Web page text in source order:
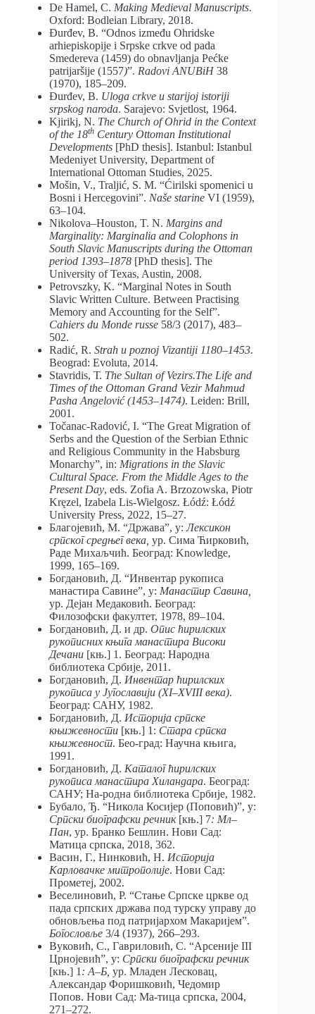
De Hamel, C. Making Medieval Manuscripts.
Oxford: Bodleian Library, 2018.
Đurđev, B. “Odnos između Ohridske
arhiepiskopije i Srpske crkve od pada
Smedereva (1459) do obnavljanja Pećke
patrijaršije (1557)”. Radovi ANUBiH 38
(1970), 185–209.
Đurđev, B. Uloga crkve u starijoj istoriji
srpskog naroda. Sarajevo: Svjetlost, 1964.
Kjirikj, N. The Church of Ohrid in the Context
of the 18th Century Ottoman Institutional
Developments [PhD thesis]. Istanbul: Istanbul
Medeniyet University, Department of
International Ottoman Studies, 2025.
Mošin, V., Traljić, S. M. “Ćirilski spomenici u
Bosni i Hercegovini”. Naše starine VI (1959),
63–104.
Nikolova–Houston, T. N. Margins and
Marginality: Marginalia and Colophons in
South Slavic Manuscripts during the Ottoman
period 1393–1878 [PhD thesis]. The
University of Texas, Austin, 2008.
Petrovszky, K. “Marginal Notes in South
Slavic Written Culture. Between Practising
Memory and Accounting for the Self”.
Cahiers du Monde russe 58/3 (2017), 483–
502.
Radić, R. Strah u poznoj Vizantiji 1180–1453.
Beograd: Evoluta, 2014.
Stavridis, Т. The Sultan of Vezirs.The Life and
Times of the Ottoman Grand Vezir Mahmud
Pasha Angelović (1453–1474). Leiden: Brill,
2001.
Točanac-Radović, I. “The Great Migration of
Serbs and the Question of the Serbian Ethnic
and Religious Community in the Habsburg
Monarchy”, in: Migrations in the Slavic
Cultural Space. From the Middle Ages to the
Present Day, eds. Zofia A. Brzozowska, Piotr
Kręzel, Izabela Lis-Wielgosz. Łódź: Łódź
University Press, 2022, 15–27.
Благојевић, М. “Држава”, у:Лексикон
српског средњег века, ур. Сима Ћирковић,
Раде Михаљчић. Београд: Knowledge,
1999, 165–169.
Богдановић, Д. “Инвентар рукописа
манастира Савине”, у: Манастир Савина,
ур. Дејан Медаковић. Београд:
Филозофски факултет, 1978, 89–104.
Богдановић, Д. и др. Опис ћирилских
рукописних књига манастира Високи
Дечани [књ.] 1. Београд: Народна
библиотека Србије, 2011.
Богдановић, Д. Инвентар ћирилских
рукописа у Југославији (XI–XVIIIвека).
Београд: САНУ, 1982.
Богдановић, Д. Историја српске
књижевности [књ.] 1: Стара српска
књижевност. Бео-град: Научна књига,
1991.
Богдановић, Д. Каталог ћирилских
рукописа манастира Хиландара. Београд:
САНУ; На-родна библиотека Србије, 1982.
Бубало, Ђ. “Никола Косијер (Поповић)”, у:
Српски биографски речник [књ.] 7: Мл–
Пан, ур. Бранко Бешлин. Нови Сад:
Матица српска, 2018, 362.
Васин, Г., Нинковић, Н. Историја
Карловачке митрополије. Нови Сад:
Прометеј, 2002.
Веселиновић, Р. “Стање Српске цркве од
пада српских држава под турску управу до
обновљења под патријархом Макаријем”.
Богословље 3/4 (1937), 266–293.
Вуковић, С., Гавриловић, С. “Арсеније III
Црнојевић”, у: Српски биографски речник
[књ.] 1 : А–Б, ур. Младен Лесковац,
Александар Форишковић, Чедомир
Попов. Нови Сад: Ма-тица српска, 2004,
271–272.